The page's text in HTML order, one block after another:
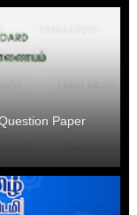
Paper